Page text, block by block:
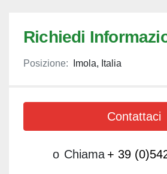
Richiedi
Posizione: Imola, Italia
Contattaci
o Chiama + 39